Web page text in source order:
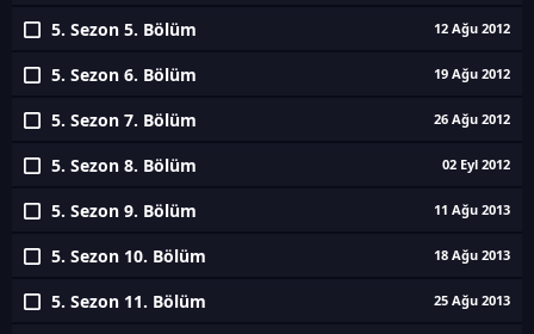
5. Sezon 5. Bölüm 12 Ağu 2012
5. Sezon 6. Bölüm 19 Ağu 2012
5. Sezon 7. Bölüm 26 Ağu 2012
5. Sezon 8. Bölüm 02 Eyl 2012
5. Sezon 9. Bölüm 11 Ağu 2013
5. Sezon 10. Bölüm 18 Ağu 2013
5. Sezon 11. Bölüm 25 Ağu 2013